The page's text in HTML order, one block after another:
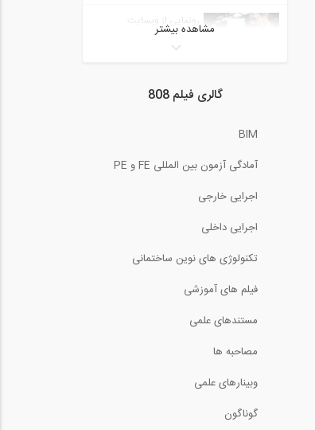
43:00
رونمایی از وبسایت
ED808، شبکه اجتماعی...
آشنایی با آزمون...
24:17
8:43
ساخت دیوار با بلوک های
مصاحبه نحوه برگزاری آزمون
های کمپانی...
اهمیت ارتباط...
بین‌المللی...
مشاهده بیشتر
گالری فیلم 808
BIM
آمادگی آزمون بین المللی FE و PE
اجرایی خارجی
اجرایی داخلی
تکنولوژی های نوین ساختمانی
فیلم های آموزشی
مستندهای علمی
مصاحبه ها
وبینارهای علمی
گوناگون